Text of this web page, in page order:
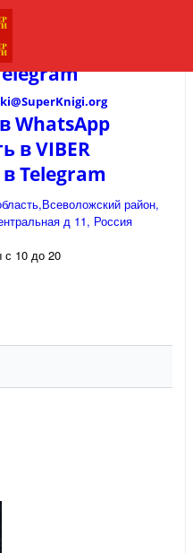
org
WhatsApp
в VIBER
Telegram
район,
д 11, Россия
с 10 до 20